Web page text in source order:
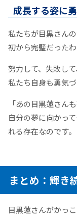
成長する姿に
私たちが目黒さん
初から完璧だった
努力して、失敗し
私たち自身も勇気
「あの目黒蓮さん
自分の夢に向かっ
れる存在なのです。
まとめ：輝き
目黒蓮さんがかっ